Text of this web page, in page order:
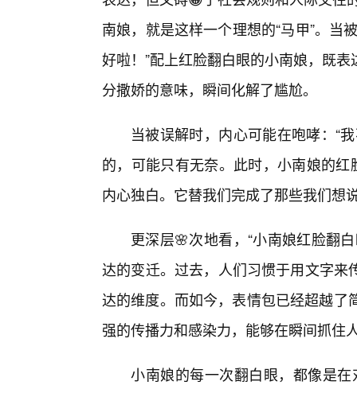
南娘，就是这样一个理想的“马甲”。当
好啦！”配上红脸翻白眼的小南娘，既
分撒娇的意味，瞬间化解了尴尬。
当被误解时，内心可能在咆哮：“
的，可能只有无奈。此时，小南娘的
内心独白。它替我们完成了那些我们想
更深层🌸次地看，“小南娘红脸翻
达的变迁。过去，人们习惯于用文字
达的维度。而如今，表情包已经超越
强的传播力和感染力，能够在瞬间抓住
小南娘的每一次翻白眼，都像是在